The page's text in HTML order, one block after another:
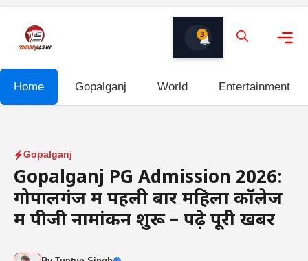
content
3
Home Gopalganj World Entertainment
Gopalganj
Gopalganj PG Admission 2026:
गोपालगंज में पहली बार महिला कॉलेज
में पीजी नामांकन शुरू – पढ़े पूरी खबर